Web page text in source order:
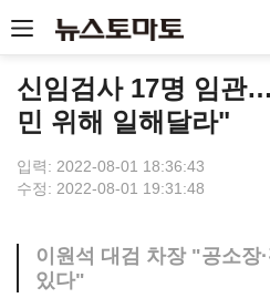
신임검사 17명 임관
민 위해 일해달라"
입력: 2022-08-01 18:36:43
수정: 2022-08-01 19:31:48
이원석 대검 차장 "공소장
있다"